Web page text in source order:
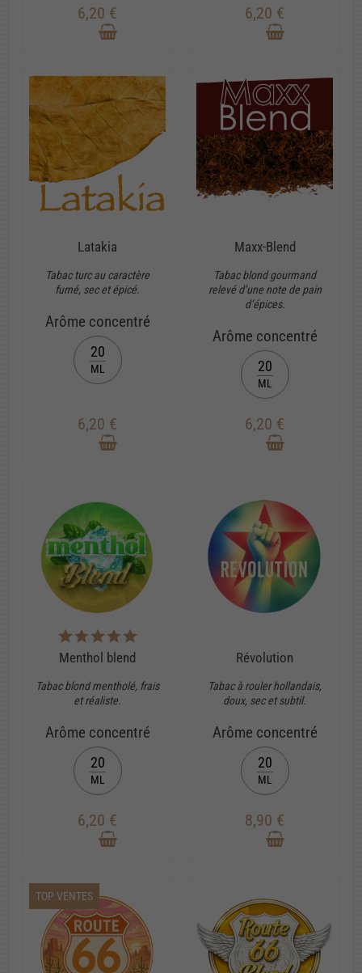
6,20 € 6,20 €
Latakia
Tabac turc au caractère
fumé, sec et épicé.
Arôme concentré
20
ML
6,20 €
Maxx-Blend
Tabac blond gourmand
relevé d’une note de pain
d’épices.
Arôme concentré
20
ML
6,20 €
Menthol blend
Tabac blond mentholé, frais
et réaliste.
Arôme concentré
20
ML
6,20 €
Révolution
Tabac à rouler hollandais,
doux, sec et subtil.
Arôme concentré
20
ML
8,90 €
TOP VENTES